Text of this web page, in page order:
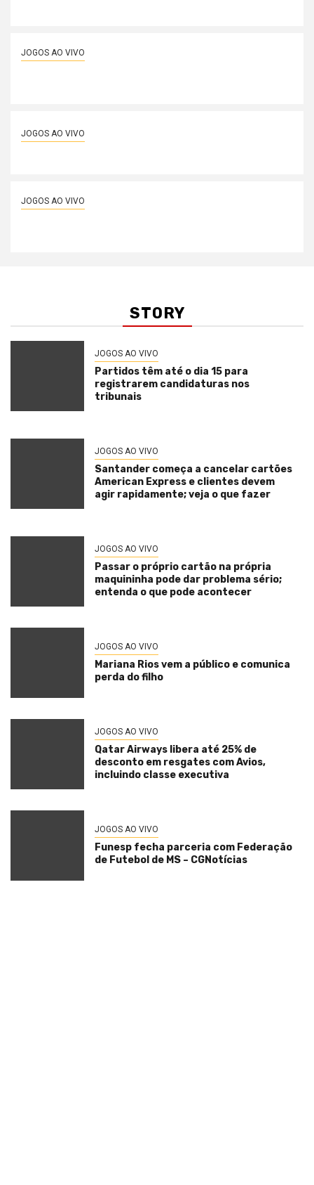
JOGOS AO VIVO
JOGOS AO VIVO
JOGOS AO VIVO
STORY
JOGOS AO VIVO
Partidos têm até o dia 15 para
registrarem candidaturas nos
tribunais
JOGOS AO VIVO
Santander começa a cancelar cartões
American Express e clientes devem
agir rapidamente; veja o que fazer
JOGOS AO VIVO
Passar o próprio cartão na própria
maquininha pode dar problema sério;
entenda o que pode acontecer
JOGOS AO VIVO
Mariana Rios vem a público e comunica
perda do filho
JOGOS AO VIVO
Qatar Airways libera até 25% de
desconto em resgates com Avios,
incluindo classe executiva
JOGOS AO VIVO
Funesp fecha parceria com Federação
de Futebol de MS – CGNotícias